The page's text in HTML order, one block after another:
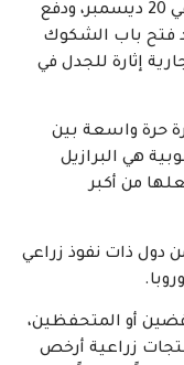
إسقاط هدفها المعلن بتوقيع الاتفاق في 20 ديسمبر، ودفع
فتح باب الشكوك
إثارة للجدل في
حرة واسعة بين
هي البرازيل
من أكبر
دول ذات نفوذ زراعي
أو المتحفظين،
زراعية أرخص